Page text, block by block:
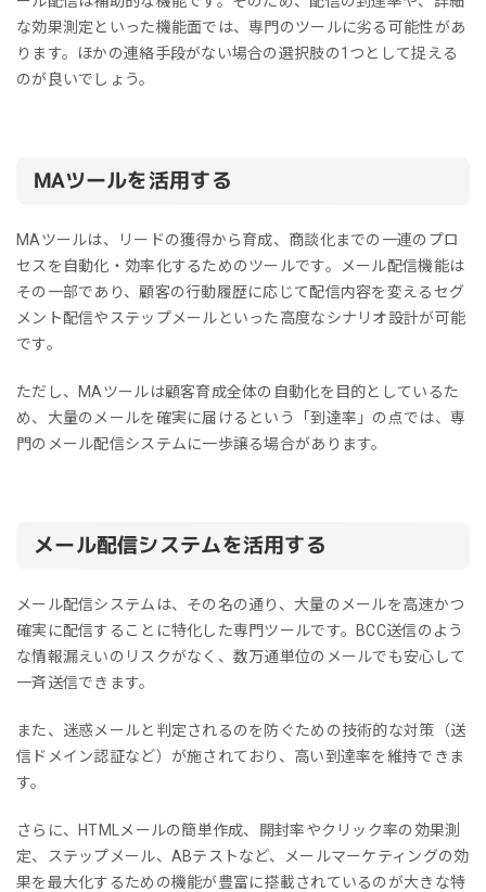
な効果測定といった機能面では、専門のツールに劣る可能性があ
ります。ほかの連絡手段がない場合の選択肢の1つとして捉える
のが良いでしょう。
MAツールを活用する
MAツールは、リードの獲得から育成、商談化までの一連のプロ
セスを自動化・効率化するためのツールです。メール配信機能は
その一部であり、顧客の行動履歴に応じて配信内容を変えるセグ
メント配信やステップメールといった高度なシナリオ設計が可能
です。
ただし、MAツールは顧客育成全体の自動化を目的としているた
め、大量のメールを確実に届けるという「到達率」の点では、専
門のメール配信システムに一歩譲る場合があります。
メール配信システムを活用する
メール配信システムは、その名の通り、大量のメールを高速かつ
確実に配信することに特化した専門ツールです。BCC送信のよう
な情報漏えいのリスクがなく、数万通単位のメールでも安心して
一斉送信できます。
また、迷惑メールと判定されるのを防ぐための技術的な対策（送
信ドメイン認証など）が施されており、高い到達率を維持できま
す。
さらに、HTMLメールの簡単作成、開封率やクリック率の効果測
定、ステップメール、ABテストなど、メールマーケティングの効
果を最大化するための機能が豊富に搭載されているのが大きな特